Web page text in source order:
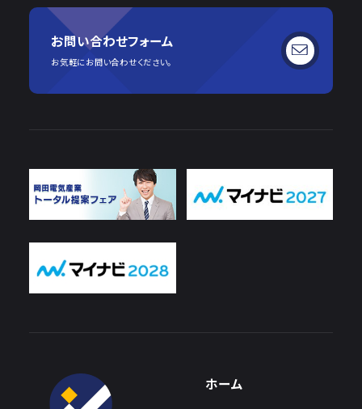
お問い合わせフォーム
お気軽にお問い合わせください。
ホーム